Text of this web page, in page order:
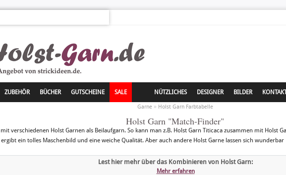
ZUBEHÖR BÜCHER GUTSCHEINE SALE NÜTZLICHES DESIGNER BILDER
Garne» Holst Garn Farbtabelle
Holst Garn "Match-Finder"
verschiedenen Holst Garnen als Beilaufgarn. So kann man z.B. Holst Garn Titicaca zusammen mit Holst
ein tolles Maschenbild und eine weiche Qualität. Aber auch andere Holst Garne lassen sich
Lest hier mehr über das Kombinieren von Holst Garn:
Mehr erfahren